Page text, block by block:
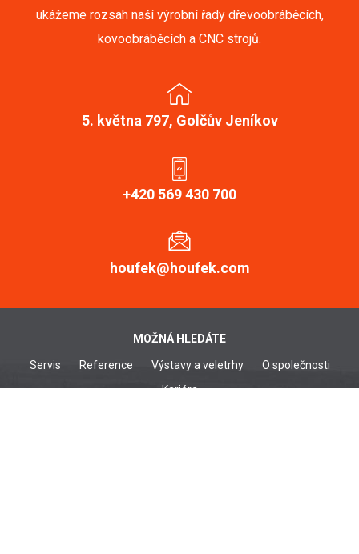
ukážeme rozsah naší výrobní řady dřevoobráběcích,
kovoobráběcích a CNC strojů.
5. května 797, Golčův Jeníkov
+420 569 430 700
houfek@houfek.com
MOŽNÁ HLEDÁTE
Servis Reference Výstavy a veletrhy
O společnosti
Kariéra